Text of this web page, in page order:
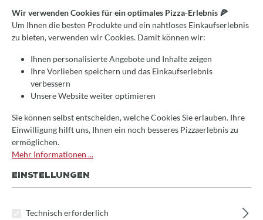
Durchschnittliche Bewertung von 4.9 von 5
Valoriani Indirekt Bausatz
Ab1.459,00 €*
Wir verwenden Cookies für ein optimales Pizza-Erlebnis 🍕
Um Ihnen die besten Produkte und ein nahtloses Einkaufserlebnis
zu bieten, verwenden wir Cookies. Damit können wir:
Ihnen personalisierte Angebote und Inhalte zeigen
Ihre Vorlieben speichern und das Einkaufserlebnis
verbessern
Unsere Website weiter optimieren
Sie können selbst entscheiden, welche Cookies Sie erlauben. Ihre
Einwilligung hilft uns, Ihnen ein noch besseres Pizzaerlebnis zu
ermöglichen.
Mehr Informationen ...
EINSTELLUNGEN
Technisch erforderlich